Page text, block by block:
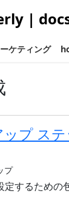
|
ケティング
プ ステ
プ
するための